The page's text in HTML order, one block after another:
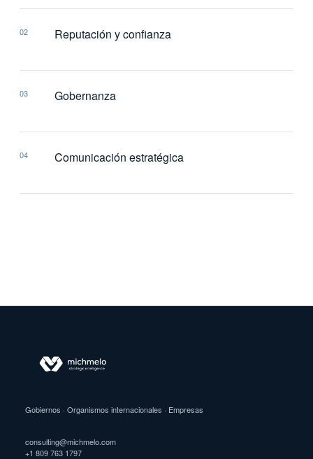
02 Reputación y confianza
03 Gobernanza
04 Comunicación estratégica
Gobiernos · Organismos internacionales · Empresas
consulting@michmelo.com
+1 809 763 1797